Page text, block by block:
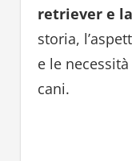
retriever e
storia,
e le
cani.